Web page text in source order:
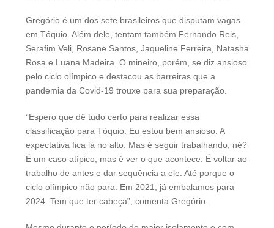
Gregório é um dos sete brasileiros que disputam vagas
em Tóquio. Além dele, tentam também Fernando Reis,
Serafim Veli, Rosane Santos, Jaqueline Ferreira, Natasha
Rosa e Luana Madeira. O mineiro, porém, se diz ansioso
pelo ciclo olímpico e destacou as barreiras que a
pandemia da Covid-19 trouxe para sua preparação.
“Espero que dê tudo certo para realizar essa
classificação para Tóquio. Eu estou bem ansioso. A
expectativa fica lá no alto. Mas é seguir trabalhando, né?
É um caso atípico, mas é ver o que acontece. É voltar ao
trabalho de antes e dar sequência a ele. Até porque o
ciclo olímpico não para. Em 2021, já embalamos para
2024. Tem que ter cabeça”, comenta Gregório.